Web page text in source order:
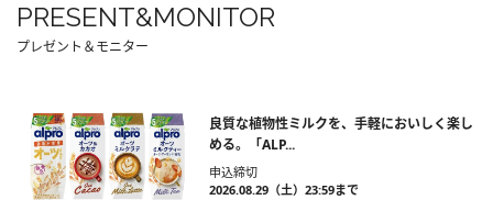
PRESENT&MONITOR
プレゼント＆モニター
良質な植物性ミルクを、手軽においしく楽し
める。「ALP...
申込締切
2026.08.29（土）23:59まで